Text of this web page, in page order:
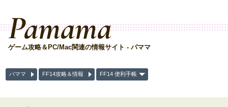
Pamama
ゲーム攻略＆PC/Mac関連の情報サイト - パママ
パママ FF14攻略＆情報 FF14 便利手帳